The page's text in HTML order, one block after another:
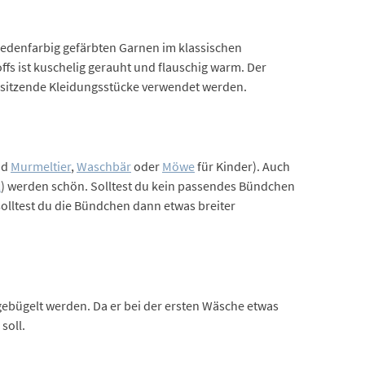
gefärbten Garnen im klassischen
ist kuschelig gerauht und flauschig warm. Der
Kleidungsstücke verwendet werden.
Murmeltier,Waschbäroder Möwefür Kinder). Auch
) werden schön. Solltest du kein passendes Bündchen
du die Bündchen dann etwas breiter
werden. Da er bei der ersten Wäsche etwas